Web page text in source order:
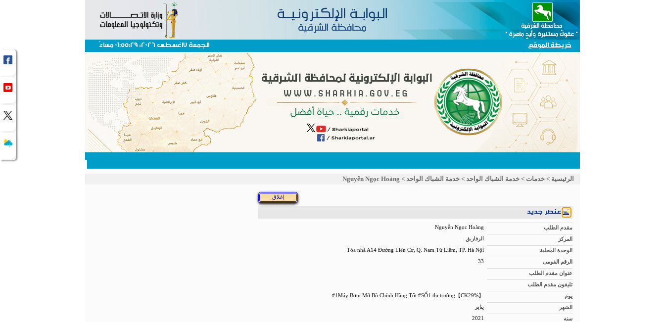
خريطة الموقع الجمعة 7اغسطس 2026، 01:55:29 مساءً
الرئيسية > خدمات > خدمة الشباك الواحد > خدمة الشباك الواحد >
Nguyễn Ngọc Hoàng
عنصر جديد
مقدم الطلب Nguyễn Ngọc Hoàng
المركز الزقازيق
الوحدة المحلية Tòa nhà A14 Đường Liên Cơ, Q. Nam Từ Liêm, TP. Hà Nội
الرقم القومى 33
عنوان مقدم الطلب
تليفون مقدم الطلب
يوم
【CK29%】#1Máy Bơm Mỡ Bò Chính Hãng Tốt #SỐ1 thị trường
الشهر يناير
سنه 2021